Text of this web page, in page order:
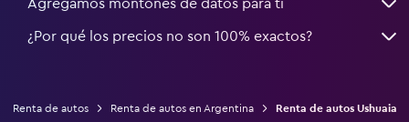
Agregamos montones de datos para ti
¿Por qué los precios no son 100% exactos?
Renta de autos Renta de autos en Argentina Renta de autos Ushuaia